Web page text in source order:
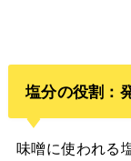
塩分の役割：
味噌に使われる